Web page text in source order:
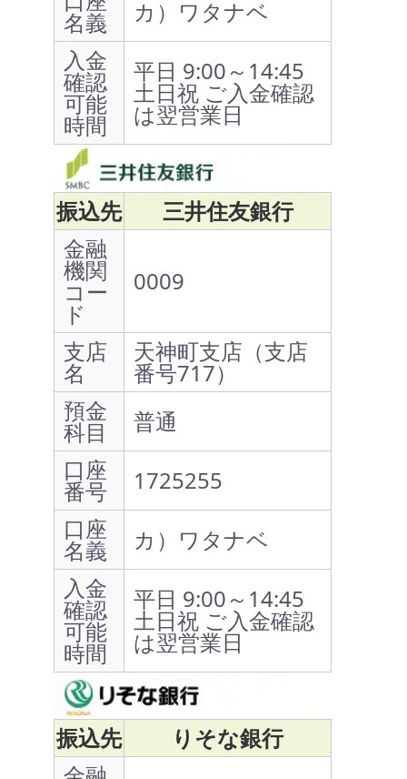
名義
カ）ワタナベ
入金
確認
可能
時間
平日 9:00～14:45
土日祝 ご入金確認
は翌営業日
振込先
三井住友銀行
金融
機関
コー
ド
0009
支店
名
天神町支店（支店
番号717）
預金
科目
普通
口座
番号
1725255
口座
名義
カ）ワタナベ
入金
確認
可能
時間
平日 9:00～14:45
土日祝 ご入金確認
は翌営業日
振込先
りそな銀行